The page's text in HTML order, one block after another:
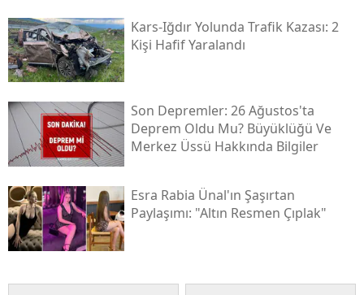
Kırıkkale
Bartın
Ardahan
Iğdır
Yalova
Kars-Iğdır Yolunda Trafik Kazası: 2
Kişi Hafif Yaralandı
Son Depremler: 26 Ağustos'ta
Deprem Oldu Mu? Büyüklüğü Ve
Merkez Üssü Hakkında Bilgiler
Esra Rabia Ünal'ın Şaşırtan
Paylaşımı: "altın Resmen Çıplak"